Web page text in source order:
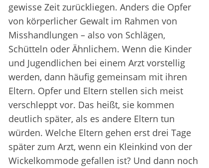
gewisse Zeit zurückliegen. Anders die Opfer
von körperlicher Gewalt im Rahmen von
Misshandlungen – also von Schlägen,
Schütteln oder Ähnlichem. Wenn die Kinder
und Jugendlichen bei einem Arzt vorstellig
werden, dann häufig gemeinsam mit ihren
Eltern. Opfer und Eltern stellen sich meist
verschleppt vor. Das heißt, sie kommen
deutlich später, als es andere Eltern tun
würden. Welche Eltern gehen erst drei Tage
später zum Arzt, wenn ein Kleinkind von der
Wickelkommode gefallen ist? Und dann noch